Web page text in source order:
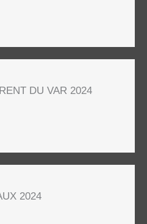
DU VAR 2024
2024